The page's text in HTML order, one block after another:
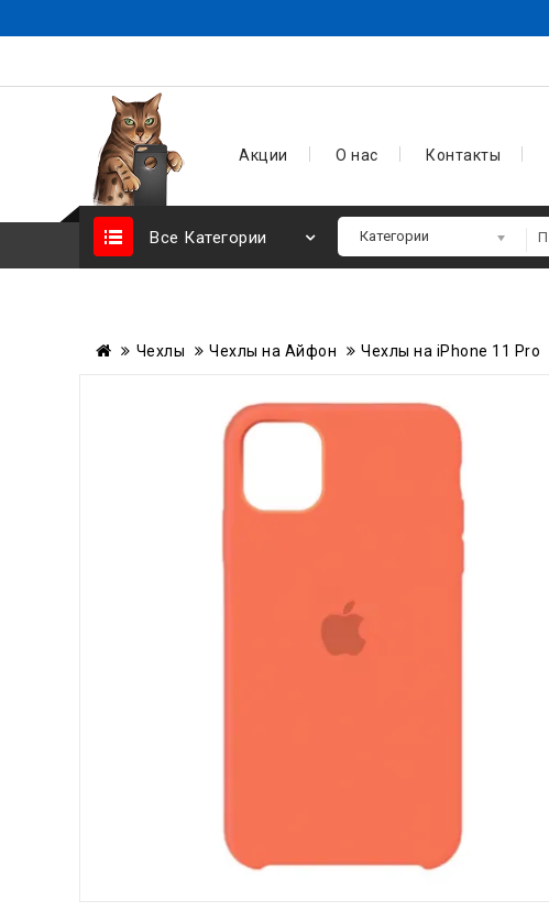
Акции О нас Контакты
Все Категории
Чехлы Чехлы на Айфон Чехлы на iPhone 11 Pro